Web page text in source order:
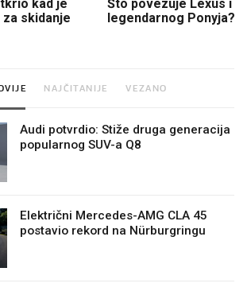
skidanje
Što povezuje Lexus i
legendarnog Ponyja?
NAJČITANIJE VEZANO
Audi potvrdio: Stiže druga generacija
popularnog SUV-a Q8
Električni Mercedes-AMG CLA 45
postavio rekord na Nürburgringu